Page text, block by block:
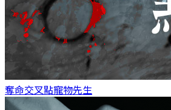
奪命交叉點寵物先生